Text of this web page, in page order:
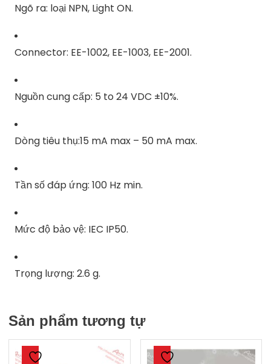
Ngõ ra: loại NPN, Light ON.
Connector: EE-1002, EE-1003, EE-2001.
Nguồn cung cấp: 5 to 24 VDC ±10%.
Dòng tiêu thụ:15 mA max – 50 mA max.
Tần số đáp ứng: 100 Hz min.
Mức độ bảo vệ: IEC IP50.
Trọng lượng: 2.6 g.
Sản phẩm tương tự